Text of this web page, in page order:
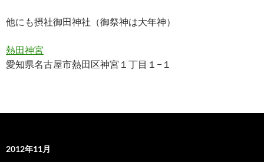
他にも摂社御田神社（御祭神は大年神）
熱田神宮
愛知県名古屋市熱田区神宮１丁目１−１
2012年11月